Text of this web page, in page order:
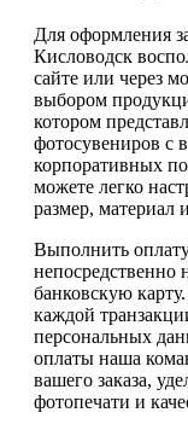
Для оформления
Кисловодск
сайте или через
выбором
котором
фотосувениров с
корпоративных
можете легко
размер, материал
Выполнить
непосредственно
банковскую
каждой
персональных
оплаты наша
вашего заказа,
фотопечати и